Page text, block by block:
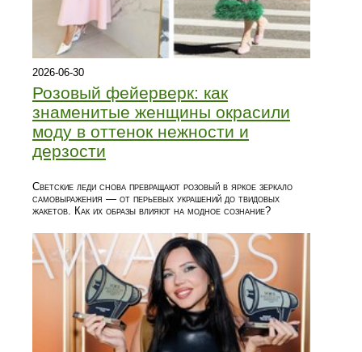
2026-06-30
Розовый фейерверк: как
знаменитые женщины окрасили
моду в оттенок нежности и
дерзости
Светские леди снова превращают розовый в яркое зеркало
самовыражения — от перьевых украшений до твидовых
жакетов. Как их образы влияют на модное сознание?